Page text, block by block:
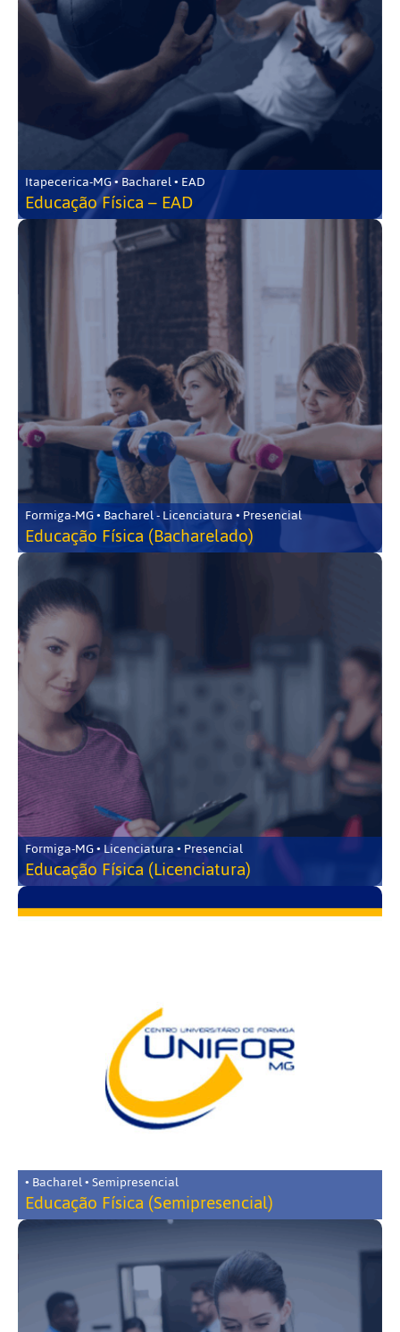
Itapecerica-MG • Bacharel • EAD
Educação Física – EAD
Formiga-MG • Bacharel - Licenciatura • Presencial
Educação Física (Bacharelado)
Formiga-MG • Licenciatura • Presencial
Educação Física (Licenciatura)
• Bacharel • Semipresencial
Educação Física (Semipresencial)